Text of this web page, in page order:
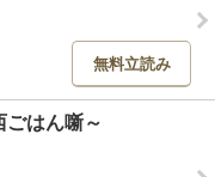
無料立読み
ごはん噺～